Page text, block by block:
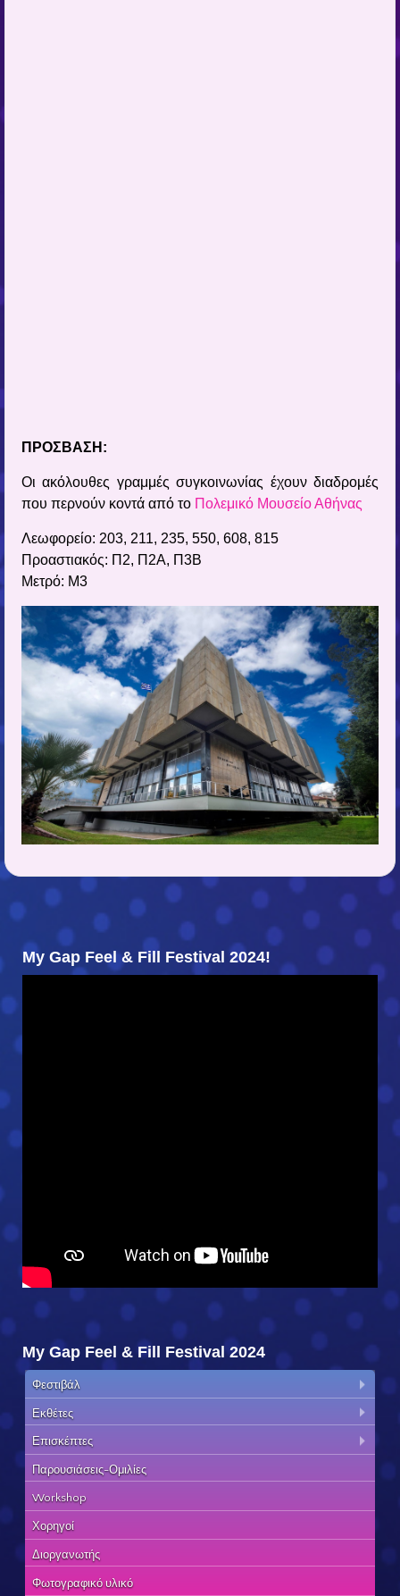
ΠΡΟΣΒΑΣΗ:
Οι ακόλουθες γραμμές συγκοινωνίας έχουν διαδρομές
που περνούν κοντά από το Πολεμικό Μουσείο Αθήνας
Λεωφορείο: 203, 211, 235, 550, 608, 815
Προαστιακός: Π2, Π2Α, Π3Β
Μετρό: Μ3
My Gap Feel & Fill Festival 2024!
My Gap Feel & Fill Festival 2024
Φεστιβάλ
Εκθέτες
Επισκέπτες
Παρουσιάσεις-Ομιλίες
Workshop
Χορηγοί
Διοργανωτής
Φωτογραφικό υλικό